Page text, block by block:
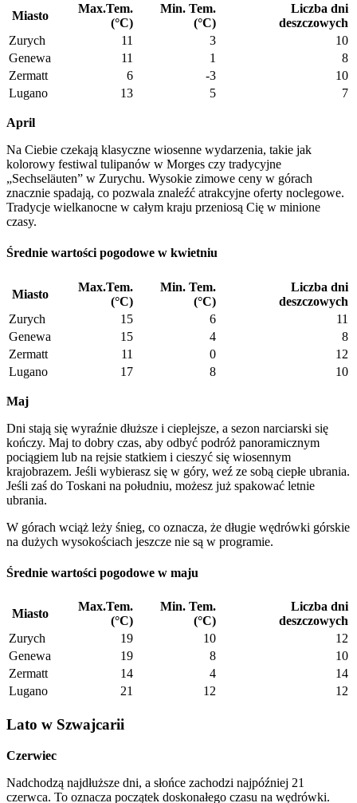
Miasto
Max.Tem.
(°C)
Min. Tem.
(°C)
Liczba dni
deszczowych
Zurych
11 3
10
Genewa
11 1
8
Zermatt
6 -3
10
Lugano
13 5 7
April
Na Ciebie czekają klasyczne wiosenne wydarzenia, takie jak
kolorowy festiwal tulipanów w Morges czy tradycyjne
„Sechseläuten” w Zurychu. Wysokie zimowe ceny w górach
znacznie spadają, co pozwala znaleźć atrakcyjne oferty noclegowe.
Tradycje wielkanocne w całym kraju przeniosą Cię w minione
czasy.
Średnie wartości pogodowe w kwietniu
Miasto
Max.Tem.
(°C)
Min. Tem.
(°C)
Liczba dni
deszczowych
Zurych
15 6
11
Genewa
15 4
8
Zermatt
11 0
12
Lugano
17 8 10
Maj
Dni stają się wyraźnie dłuższe i cieplejsze, a sezon narciarski się
kończy. Maj to dobry czas, aby odbyć podróż panoramicznym
pociągiem lub na rejsie statkiem i cieszyć się wiosennym
krajobrazem. Jeśli wybierasz się w góry, weź ze sobą ciepłe ubrania.
Jeśli zaś do Toskani na południu, możesz już spakować letnie
ubrania.
W górach wciąż leży śnieg, co oznacza, że długie wędrówki górskie
na dużych wysokościach jeszcze nie są w programie.
Średnie wartości pogodowe w maju
Miasto
Max.Tem.
(°C)
Min. Tem.
(°C)
Liczba dni
deszczowych
Zurych
19 10
12
Genewa
19 8
10
Zermatt
14 4
14
Lugano
21 12 12
Lato w Szwajcarii
Czerwiec
Nadchodzą najdłuższe dni, a słońce zachodzi najpóźniej 21
czerwca. To oznacza początek doskonałego czasu na wędrówki.